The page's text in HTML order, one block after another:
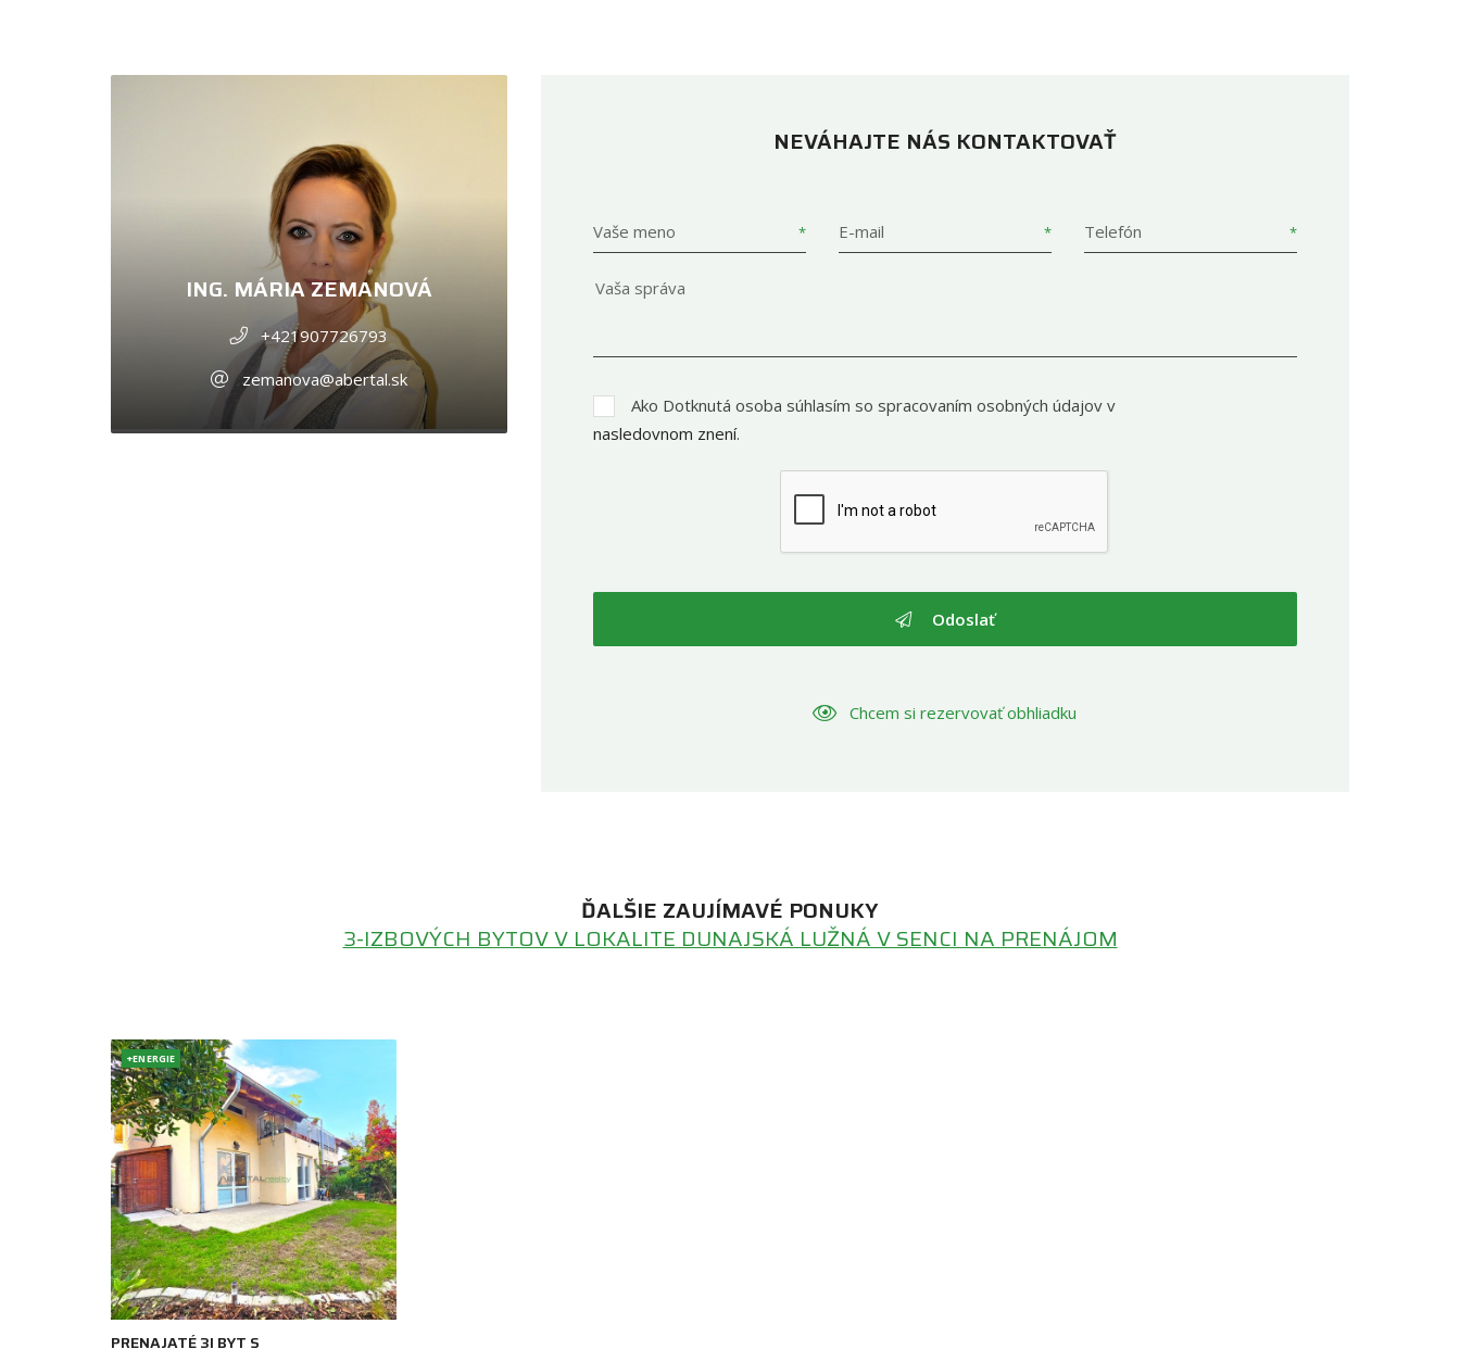
ING. MÁRIA ZEMANOVÁ
+421907726793
zemanova@abertal.sk
NEVÁHAJTE NÁS KONTAKTOVAŤ
Vaše meno E-mail Telefón
Ako Dotknutá osoba súhlasím so spracovaním osobných údajov v
nasledovnom znení.
Odoslať
Chcem si rezervovať obhliadku
ĎALŠIE ZAUJÍMAVÉ PONUKY
3-IZBOVÝCH BYTOV V LOKALITE DUNAJSKÁ LUŽNÁ V SENCI NA PRENÁJOM
+ENERGIE
PRENAJATÉ 3I BYT S